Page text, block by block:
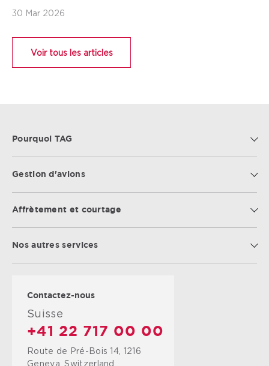
30 Mar 2026
Voir tous les articles
Pourquoi TAG
Gestion d'avions
Affrètement et courtage
Nos autres services
Contactez-nous
Suisse
+41 22 717 00 00
Route de Pré-Bois 14, 1216
Geneva, Switzerland